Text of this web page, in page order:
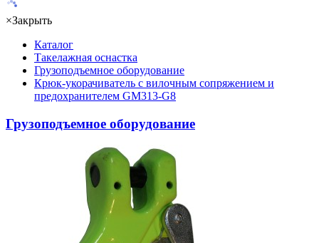
×Закрыть
Каталог
Такелажная оснастка
Грузоподъемное оборудование
Крюк-укорачиватель с вилочным сопряжением и
предохранителем GM313-G8
Грузоподъемное оборудование